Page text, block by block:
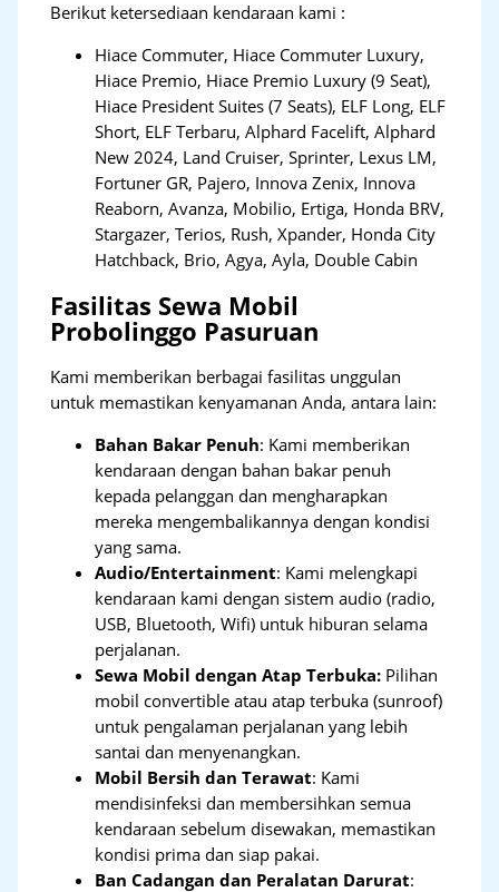
Berikut ketersediaan kendaraan kami :
Hiace Commuter, Hiace Commuter Luxury,
Hiace Premio, Hiace Premio Luxury (9 Seat),
Hiace President Suites (7 Seats), ELF Long, ELF
Short, ELF Terbaru, Alphard Facelift, Alphard
New 2024, Land Cruiser, Sprinter, Lexus LM,
Fortuner GR, Pajero, Innova Zenix, Innova
Reaborn, Avanza, Mobilio, Ertiga, Honda BRV,
Stargazer, Terios, Rush, Xpander, Honda City
Hatchback, Brio, Agya, Ayla, Double Cabin
Fasilitas Sewa Mobil
Probolinggo Pasuruan
Kami memberikan berbagai fasilitas unggulan
untuk memastikan kenyamanan Anda, antara lain:
Bahan Bakar Penuh: Kami memberikan
kendaraan dengan bahan bakar penuh
kepada pelanggan dan mengharapkan
mereka mengembalikannya dengan kondisi
yang sama.
Audio/Entertainment: Kami melengkapi
kendaraan kami dengan sistem audio (radio,
USB, Bluetooth, Wifi) untuk hiburan selama
perjalanan.
Sewa Mobil dengan Atap Terbuka: Pilihan
mobil convertible atau atap terbuka (sunroof)
untuk pengalaman perjalanan yang lebih
santai dan menyenangkan.
Mobil Bersih dan Terawat: Kami
mendisinfeksi dan membersihkan semua
kendaraan sebelum disewakan, memastikan
kondisi prima dan siap pakai.
Ban Cadangan dan Peralatan Darurat: